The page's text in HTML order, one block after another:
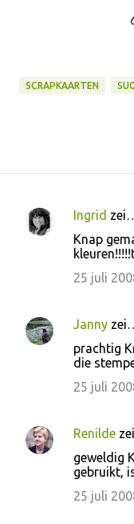
SCRAPKAARTEN
R
t
i
Ingrid
Knap
25 juli
Janny
prachtig
die
25 juli
Renilde
geweldig
gebruikt,
25 juli